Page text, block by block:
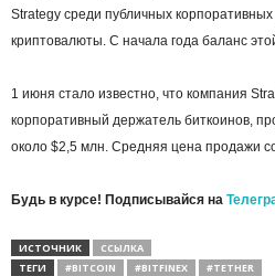
Strategy среди публичных
криптовалюты. С начала года баланс
1 июня стало известно, что компания
корпоративный держатель биткоинов,
около $2,5 млн. Средняя цена продажи
Будь в курсе! Подписывайся на
ИСТОЧНИК
ССЫЛКА
ТЕГИ
#BITCOIN #BITFINEX #TETHER